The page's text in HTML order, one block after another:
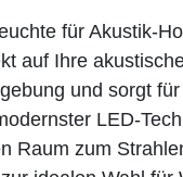
für Akustik-
auf Ihre
und sorgt
LED-
Raum zum